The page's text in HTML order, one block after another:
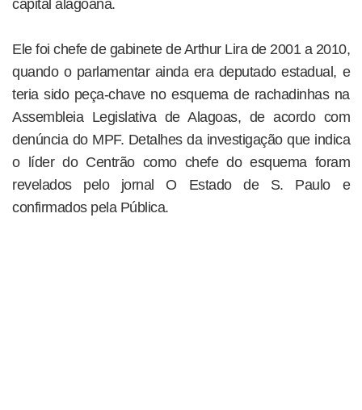
capital alagoana.
Ele foi chefe de gabinete de Arthur Lira de 2001 a 2010,
quando o parlamentar ainda era deputado estadual, e
teria sido peça-chave no esquema de rachadinhas na
Assembleia Legislativa de Alagoas, de acordo com
denúncia do MPF. Detalhes da investigação que indica
o líder do Centrão como chefe do esquema foram
revelados pelo jornal O Estado de S. Paulo e
confirmados pela Pública.